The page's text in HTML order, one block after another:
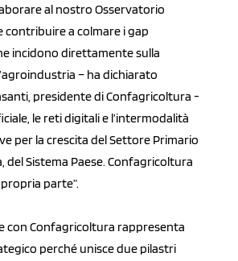
al nostro Osservatorio
contribuire a colmare i gap
incidono direttamente sulla
– ha dichiarato
presidente di Confagricoltura -
le reti digitali e l’intermodalità
per la crescita del Settore Primario
del Sistema Paese. Confagricoltura
parte”.
con Confagricoltura rappresenta
perché unisce due pilastri